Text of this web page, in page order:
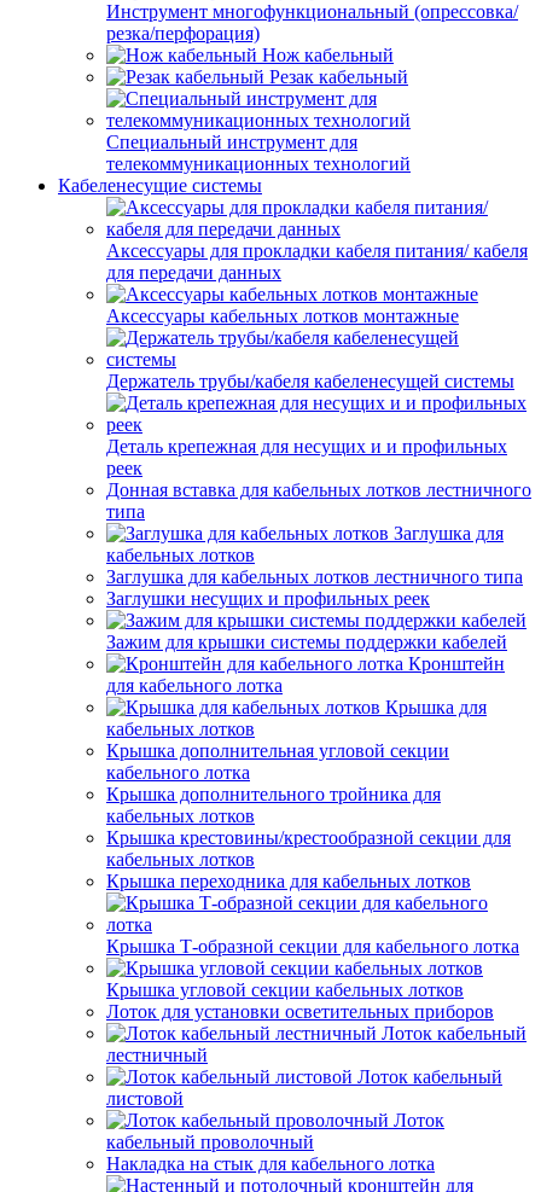
Инструмент многофункциональный (опрессовка/
резка/перфорация)
Нож кабельный
Резак кабельный
Специальный инструмент для
телекоммуникационных технологий
Кабеленесущие системы
Аксессуары для прокладки кабеля питания/ кабеля
для передачи данных
Аксессуары кабельных лотков монтажные
Держатель трубы/кабеля кабеленесущей системы
Деталь крепежная для несущих и и профильных
реек
Донная вставка для кабельных лотков лестничного
типа
Заглушка для
кабельных лотков
Заглушка для кабельных лотков лестничного типа
Заглушки несущих и профильных реек
Зажим для крышки системы поддержки кабелей
Кронштейн
для кабельного лотка
Крышка для
кабельных лотков
Крышка дополнительная угловой секции
кабельного лотка
Крышка дополнительного тройника для
кабельных лотков
Крышка крестовины/крестообразной секции для
кабельных лотков
Крышка переходника для кабельных лотков
Крышка Т-образной секции для кабельного лотка
Крышка угловой секции кабельных лотков
Лоток для установки осветительных приборов
Лоток кабельный
лестничный
Лоток кабельный
листовой
Лоток
кабельный проволочный
Накладка на стык для кабельного лотка